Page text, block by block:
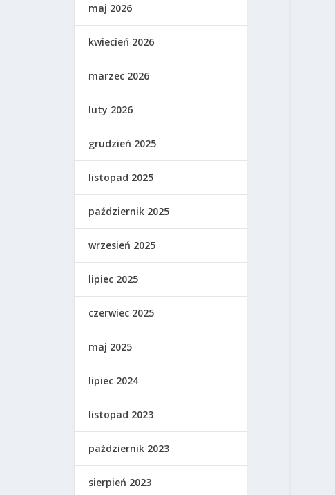
maj 2026
kwiecień 2026
marzec 2026
luty 2026
grudzień 2025
listopad 2025
październik 2025
wrzesień 2025
lipiec 2025
czerwiec 2025
maj 2025
lipiec 2024
listopad 2023
październik 2023
sierpień 2023